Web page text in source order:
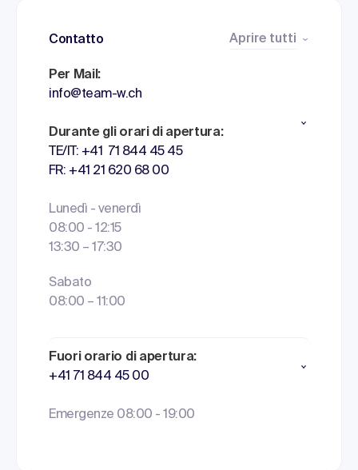
Contatto Aprire tutti
Per Mail:
info@team-w.ch
Durante gli orari di apertura:
TE/IT: +41 71 844 45 45
FR: +41 21 620 68 00
Lunedì - venerdì
08:00 - 12:15
13:30 – 17:30
Sabato
08:00 – 11:00
Fuori orario di apertura:
+41 71 844 45 00
Emergenze 08:00 - 19:00